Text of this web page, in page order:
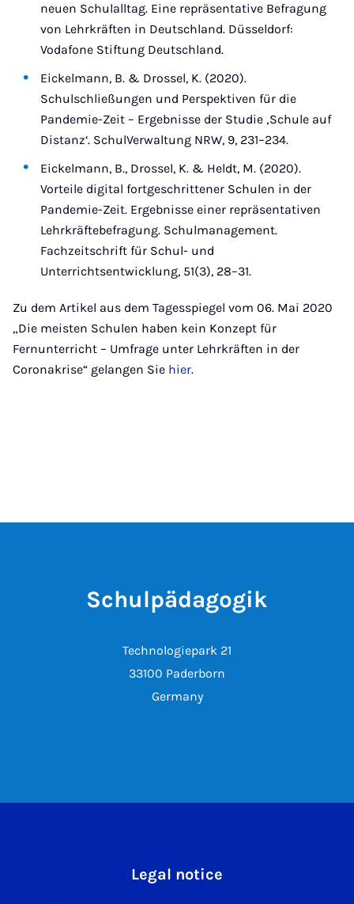
neuen Schulalltag. Eine repräsentative Befragung
von Lehrkräften in Deutschland. Düsseldorf:
Vodafone Stiftung Deutschland.
Eickelmann, B. & Drossel, K. (2020).
Schulschließungen und Perspektiven für die
Pandemie-Zeit – Ergebnisse der Studie ‚Schule auf
Distanz‘. SchulVerwaltung NRW, 9, 231–234.
Eickelmann, B., Drossel, K. & Heldt, M. (2020).
Vorteile digital fortgeschrittener Schulen in der
Pandemie-Zeit. Ergebnisse einer repräsentativen
Lehrkräftebefragung. Schulmanagement.
Fachzeitschrift für Schul- und
Unterrichtsentwicklung, 51(3), 28–31.
Zu dem Artikel aus dem Tagesspiegel vom 06. Mai 2020
„Die meisten Schulen haben kein Konzept für
Fernunterricht – Umfrage unter Lehrkräften in der
Coronakrise“ gelangen Sie hier.
Schulpädagogik
Technologiepark 21
33100 Paderborn
Germany
Legal notice